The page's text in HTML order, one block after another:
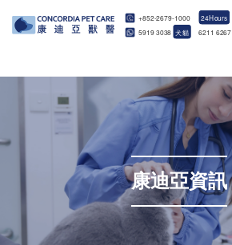
+852-2679-1000 24Hours
5919 3038 犬貓 6211 6267
康迪亞資訊